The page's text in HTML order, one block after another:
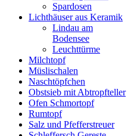
Spardosen
Lichthäuser aus Keramik
Lindau am
Bodensee
Leuchttürme
Milchtopf
Müslischalen
Naschtöpfchen
Obstsieb mit Abtropfteller
Ofen Schmortopf
Rumtopf
Salz und Pfefferstreuer